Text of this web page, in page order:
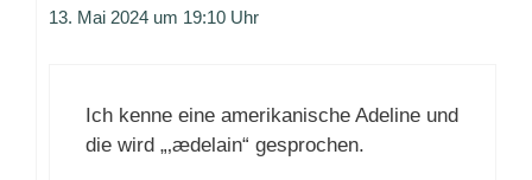
13. Mai 2024 um 19:10 Uhr
Ich kenne eine amerikanische Adeline und
die wird „‚ædelain“ gesprochen.